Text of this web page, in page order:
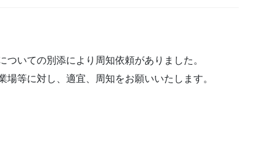
いての別添により周知依頼がありました。
等に対し、適宜、周知をお願いいたします。